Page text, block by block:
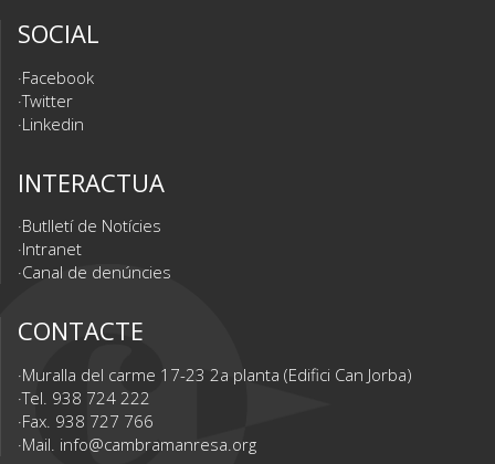
SOCIAL
Facebook
Twitter
Linkedin
INTERACTUA
Butlletí de Notícies
Intranet
Canal de denúncies
CONTACTE
Muralla del carme 17-23 2a planta (Edifici Can Jorba)
Tel. 938 724 222
Fax. 938 727 766
Mail. info@cambramanresa.org